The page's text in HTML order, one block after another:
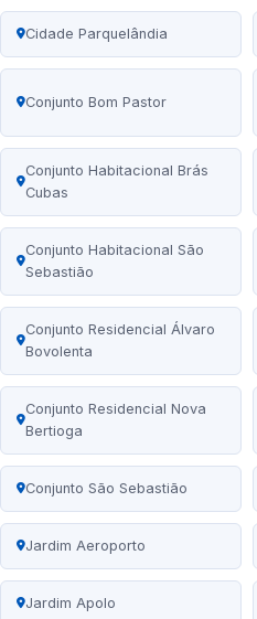
Cidade Parquelândia
Conjunto Bom Pastor
Conjunto Habitacional Brás
Cubas
Conjunto Habitacional São
Sebastião
Conjunto Residencial Álvaro
Bovolenta
Conjunto Residencial Nova
Bertioga
Conjunto São Sebastião
Jardim Aeroporto
Jardim Apolo